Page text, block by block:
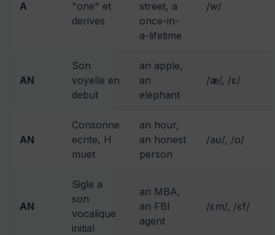
A
"one" et
derives
street, a
once-in-
a-lifetime
/w/
AN
Son
voyelle en
debut
an apple,
an
elephant
/æ/, /ɛ/
AN
Consonne
ecrite, H
muet
an hour,
an honest
person
/aʊ/, /ɒ/
AN
Sigle a
son
vocalique
initial
an MBA,
an FBI
agent
/ɛm/, /ɛf/